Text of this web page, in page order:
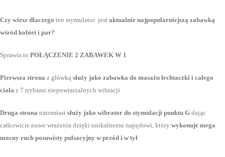
Czy wiesz dlaczego ten stymulator jest aktualnie najpopularniejszą zabawką
wśród kobiet i par?
Sprawia to POŁĄCZENIE 2 ZABAWEK W 1
Pierwsza strona z główką służy jako zabawka do masażu łechtaczki i całego
ciała z 7 trybami niepowtarzalnych wibracji
Druga strona natomiast służy jako wibrator do stymulacji punktu G dając
całkowicie nowe wrażenia dzięki unikalnemu napędowi, który wykonuje mega
mocny ruch posuwisty pulsacyjny w przód i w tył